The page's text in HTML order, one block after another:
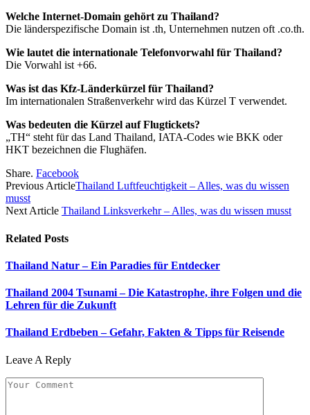
Welche Internet-Domain gehört zu Thailand?
Die länderspezifische Domain ist .th, Unternehmen nutzen oft .co.th.
Wie lautet die internationale Telefonvorwahl für Thailand?
Die Vorwahl ist +66.
Was ist das Kfz-Länderkürzel für Thailand?
Im internationalen Straßenverkehr wird das Kürzel T verwendet.
Was bedeuten die Kürzel auf Flugtickets?
„TH“ steht für das Land Thailand, IATA-Codes wie BKK oder
HKT bezeichnen die Flughäfen.
Share. Facebook
Previous ArticleThailand Luftfeuchtigkeit – Alles, was du wissen
musst
Next Article Thailand Linksverkehr – Alles, was du wissen musst
Related Posts
Thailand Natur – Ein Paradies für Entdecker
Thailand 2004 Tsunami – Die Katastrophe, ihre Folgen und die
Lehren für die Zukunft
Thailand Erdbeben – Gefahr, Fakten & Tipps für Reisende
Leave A Reply